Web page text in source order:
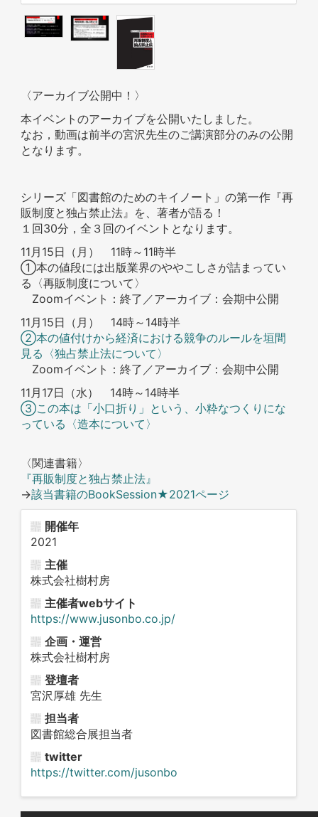
〈アーカイブ公開中！〉
本イベントのアーカイブを公開いたしました。
なお，動画は前半の宮沢先生のご講演部分のみの公開
となります。
シリーズ「図書館のためのキイノート」の第一作『再
販制度と独占禁止法』を、著者が語る！
１回30分，全３回のイベントとなります。
11月15日（月） 11時～11時半
➀本の値段には出版業界のややこしさが詰まってい
る〈再販制度について〉
Zoomイベント：終了／アーカイブ：会期中公開
11月15日（月） 14時～14時半
②本の値付けから経済における競争のルールを垣間
見る〈独占禁止法について〉
Zoomイベント：終了／アーカイブ：会期中公開
11月17日（水） 14時～14時半
③この本は「小口折り」という、小粋なつくりにな
っている〈造本について〉
〈関連書籍〉
『再販制度と独占禁止法』
→該当書籍のBookSession★2021ページ
開催年
2021
主催
株式会社樹村房
主催者webサイト
https://www.jusonbo.co.jp/
企画・運営
株式会社樹村房
登壇者
宮沢厚雄 先生
担当者
図書館総合展担当者
twitter
https://twitter.com/jusonbo